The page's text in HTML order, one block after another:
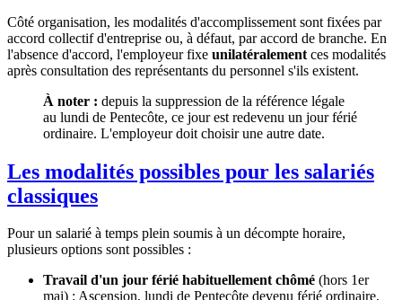
Côté organisation, les modalités d'accomplissement sont fixées par
accord collectif d'entreprise ou, à défaut, par accord de branche. En
l'absence d'accord, l'employeur fixe unilatéralement ces modalités
après consultation des représentants du personnel s'ils existent.
À noter : depuis la suppression de la référence légale
au lundi de Pentecôte, ce jour est redevenu un jour férié
ordinaire. L'employeur doit choisir une autre date.
Les modalités possibles pour les salariés
classiques
Pour un salarié à temps plein soumis à un décompte horaire,
plusieurs options sont possibles :
Travail d'un jour férié habituellement chômé (hors 1er
mai) : Ascension, lundi de Pentecôte devenu férié ordinaire,